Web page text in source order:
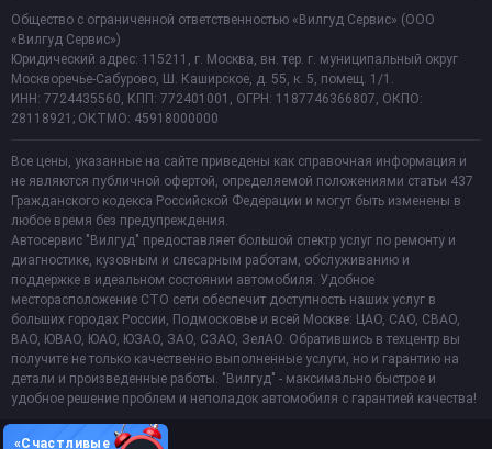
Общество с ограниченной ответственностью «Вилгуд Сервис» (ООО
«Вилгуд Сервис»)
Юридический адрес: 115211, г. Москва, вн. тер. г. муниципальный округ
Москворечье-Сабурово, Ш. Каширское, д. 55, к. 5, помещ. 1/1.
ИНН: 7724435560, КПП: 772401001, ОГРН: 1187746366807, ОКПО:
28118921; ОКТМО: 45918000000
Все цены, указанные на сайте приведены как справочная информация и
не являются публичной офертой, определяемой положениями статьи 437
Гражданского кодекса Российской Федерации и могут быть изменены в
любое время без предупреждения.
Автосервис "Вилгуд" предоставляет большой спектр услуг по ремонту и
диагностике, кузовным и слесарным работам, обслуживанию и
поддержке в идеальном состоянии автомобиля. Удобное
месторасположение СТО сети обеспечит доступность наших услуг в
больших городах России, Подмосковье и всей Москве: ЦАО, САО, СВАО,
ВАО, ЮВАО, ЮАО, ЮЗАО, ЗАО, СЗАО, ЗелАО. Обратившись в техцентр вы
получите не только качественно выполненные услуги, но и гарантию на
детали и произведенные работы. "Вилгуд" - максимально быстрое и
удобное решение проблем и неполадок автомобиля с гарантией качества!
«Счастливые